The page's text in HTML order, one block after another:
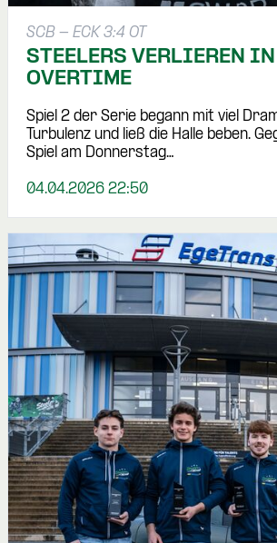
SCB - ECK 3:4 OT
STEELERS VERLIEREN IN
OVERTIME
Spiel 2 der Serie begann mit viel
Turbulenz und ließ die Halle beben.
Spiel am Donnerstag…
04.04.2026 22:50